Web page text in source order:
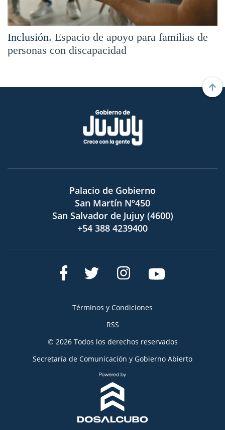
Inclusión. Espacio de apoyo para familias de
personas con discapacidad
Palacio de Gobierno
San Martín Nº450
San Salvador de Jujuy (4600)
+54 388 4239400
Términos y Condiciones
RSS
© 2026 Todos los derechos reservados
Secretaría de Comunicación y Gobierno Abierto